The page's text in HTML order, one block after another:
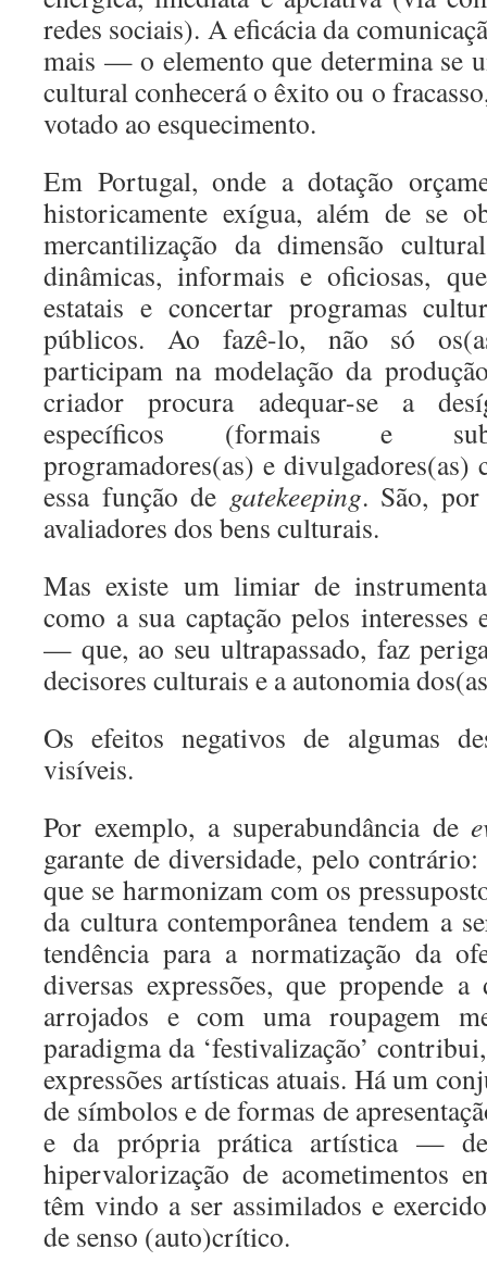
redes sociais). A eficácia da
mais — o elemento que determina se
cultural conhecerá o êxito ou o
votado ao esquecimento.
Em Portugal, onde a dotação
historicamente exígua, além de se
mercantilização da dimensão
dinâmicas, informais e oficiosas,
estatais e concertar programas
públicos. Ao fazê-lo, não só
participam na modelação da
criador procura adequar-se a
específicos (formais e
programadores(as) e divulgadores(as)
essa função de gatekeeping. São,
avaliadores dos bens culturais.
Mas existe um limiar de
como a sua captação pelos
— que, ao seu ultrapassado, faz
decisores culturais e a autonomia
Os efeitos negativos de algumas
visíveis.
Por exemplo, a superabundância de
garante de diversidade, pelo
que se harmonizam com os
da cultura contemporânea tendem a
tendência para a normatização da
diversas expressões, que propende a
arrojados e com uma roupagem
paradigma da ‘festivalização’
expressões artísticas atuais. Há um
de símbolos e de formas de
e da própria prática artística —
hipervalorização de acometimentos
têm vindo a ser assimilados e
de senso (auto)crítico.